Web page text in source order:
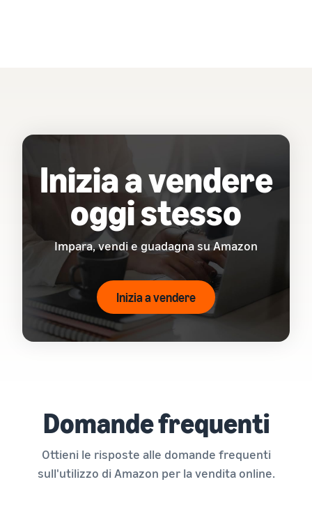
Inizia a vendere
oggi stesso
Impara, vendi e guadagna su Amazon
Inizia a vendere
Domande frequenti
Ottieni le risposte alle domande frequenti
sull'utilizzo di Amazon per la vendita online.